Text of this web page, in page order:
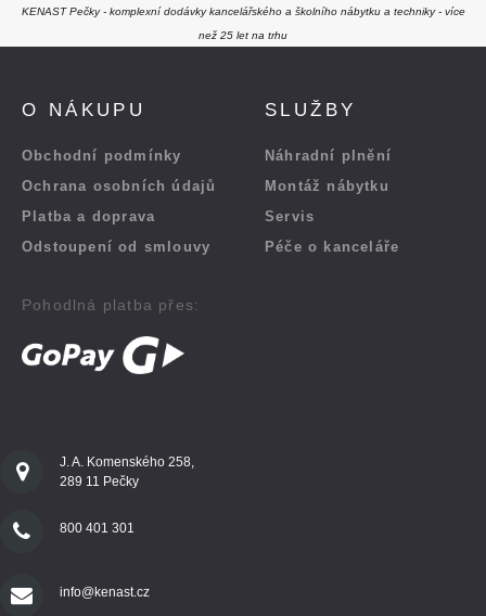
KENAST Pečky - komplexní dodávky kancelářského a školního nábytku a techniky - více
než 25 let na trhu
O NÁKUPU
Obchodní podmínky
Ochrana osobních údajů
Platba a doprava
Odstoupení od smlouvy
Pohodlná platba přes:
SLUŽBY
Náhradní plnění
Montáž nábytku
Servis
Péče o kanceláře
J. A. Komenského 258,
289 11 Pečky
800 401 301
info@kenast.cz